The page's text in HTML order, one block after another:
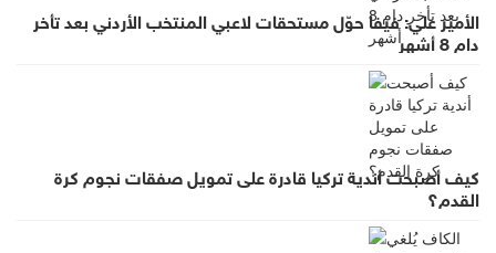
الأمير علي: فيفا حوّل مستحقات لاعبي المنتخب الأردني بعد تأخر
دام 8 أشهر
كيف أصبحت أندية تركيا قادرة على تمويل صفقات نجوم كرة
القدم؟